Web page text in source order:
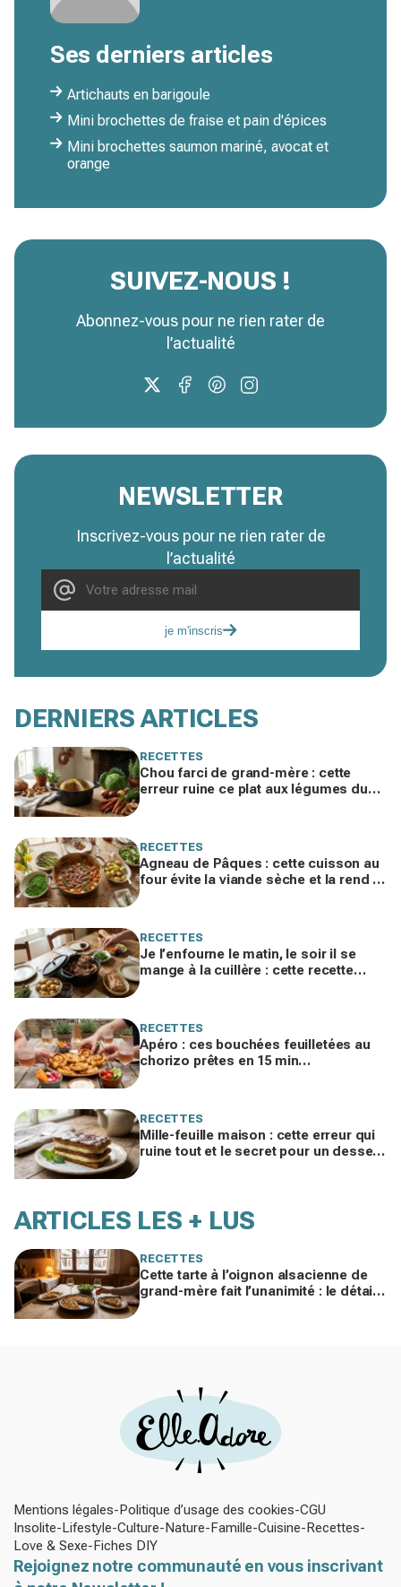
Ses derniers articles
Artichauts en barigoule
Mini brochettes de fraise et pain d'épices
Mini brochettes saumon mariné, avocat et
orange
SUIVEZ-NOUS !
Abonnez-vous pour ne rien rater de
l’actualité
NEWSLETTER
Inscrivez-vous pour ne rien rater de
l’actualité
je m'inscris
DERNIERS ARTICLES
RECETTES
Chou farci de grand-mère : cette
erreur ruine ce plat aux légumes du
RECETTES
Agneau de Pâques : cette cuisson au
four évite la viande sèche et la rend si
RECETTES
Je l’enfourne le matin, le soir il se
mange à la cuillère : cette recette
RECETTES
Apéro : ces bouchées feuilletées au
chorizo prêtes en 15 min
RECETTES
Mille-feuille maison : cette erreur qui
ruine tout et le secret pour un dessert
ARTICLES LES + LUS
RECETTES
Cette tarte à l’oignon alsacienne de
grand-mère fait l’unanimité : le détail
Mentions légales Politique d’usage des cookies CGU
Insolite Lifestyle Culture Nature Famille Cuisine Recettes
Love & Sexe Fiches DIY
Rejoignez notre communauté en vous inscrivant